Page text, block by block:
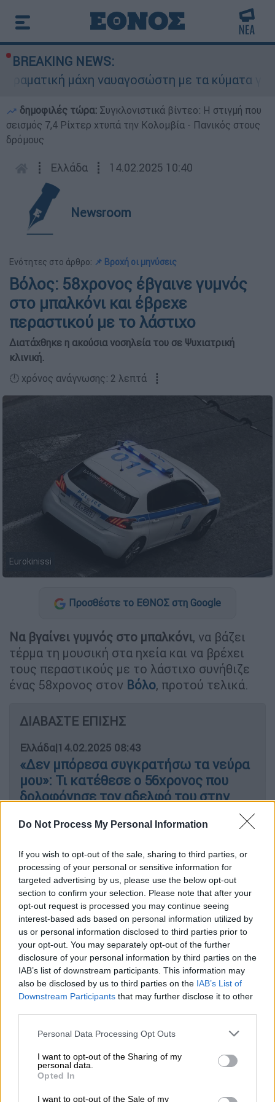
Do Not Process My Personal Information
If you wish to opt-out of the sale, sharing to third parties, or
processing of your personal or sensitive information for
targeted advertising by us, please use the below opt-out
section to confirm your selection. Please note that after your
opt-out request is processed you may continue seeing
interest-based ads based on personal information utilized by
us or personal information disclosed to third parties prior to
your opt-out. You may separately opt-out of the further
disclosure of your personal information by third parties on the
IAB’s list of downstream participants. This information may
also be disclosed by us to third parties on the IAB’s List of
Downstream Participants that may further disclose it to other
Please note that this website/app uses one or more Google
not limited to your visit or usage behaviour. You may click to
grant or deny consent to Google and its third-party tags to
use your data for below specified purposes in below Google
consent section.
Personal Data Processing Opt Outs
I want to opt-out of the Sharing of my
personal data.
Opted In
I want to opt-out of the Sale of my
BREAKING NEWS:
μάχη ναυαγοσώστη με τα κύματα για να
δημοφιλές τώρα: Συγκλονιστικά βίντεο: Η στιγμή που
σεισμός 7,4 Ρίχτερ χτυπά την Κολομβία - Πανικός στους
δρόμους
┋ Ελλάδα ┋ 14.02.2025 10:40
Newsroom
Ενότητες στο άρθρο: 📌 Βροχή οι μηνύσεις
Βόλος: 58χρονος έβγαινε γυμνός
στο μπαλκόνι και έβρεχε
περαστικού με το λάστιχο
Διατάχθηκε η ακούσια νοσηλεία του σε Ψυχιατρική
κλινική.
🕛 χρόνος ανάγνωσης: 2 λεπτά ┋
Eurokinissi
Προσθέστε το ΕΘΝΟΣ στη Google
Να βγαίνει γυμνός στο μπαλκόνι, να βάζει
τέρμα τη μουσική στα ηχεία και να βρέχει
τους περαστικούς με το λάστιχο συνήθιζε
ένας 58χρονος στον Βόλο, προτού τελικά.
ΔΙΑΒΑΣΤΕ ΕΠΙΣΗΣ
Ελλάδα|14.02.2025 08:43
«Δεν μπόρεσα συγκρατήσω τα νεύρα
μου»: Τι κατέθεσε ο 56χρονος που
δολοφόνησε τον αδελφό του στην
Βροχή οι μηνύσεις
Σύμφωνα με τοgegonota.news, ο 58χρονος
έχει μηνυθεί κατ' επανάληψη από τους
γείτονές του και χθες εξετάστηκε μια από
τις μηνύσεις στο Μονομελές
Πλημμελειοδικείο Βόλου.
Ο κατηγορούμενος είχε μηνυθεί από 32χρονο
για τις πράξεις της
απόπειρας επικίνδυνης
58χρονος τον είχε κυνηγήσει έξω από το
σπίτι του με μία αλυσίδα και κατάφερε να
τον χτυπήσει, ενώ παράλληλα τον έβριζε.
Το περιστατικό έγινε στις 5 Μαΐου 2020,